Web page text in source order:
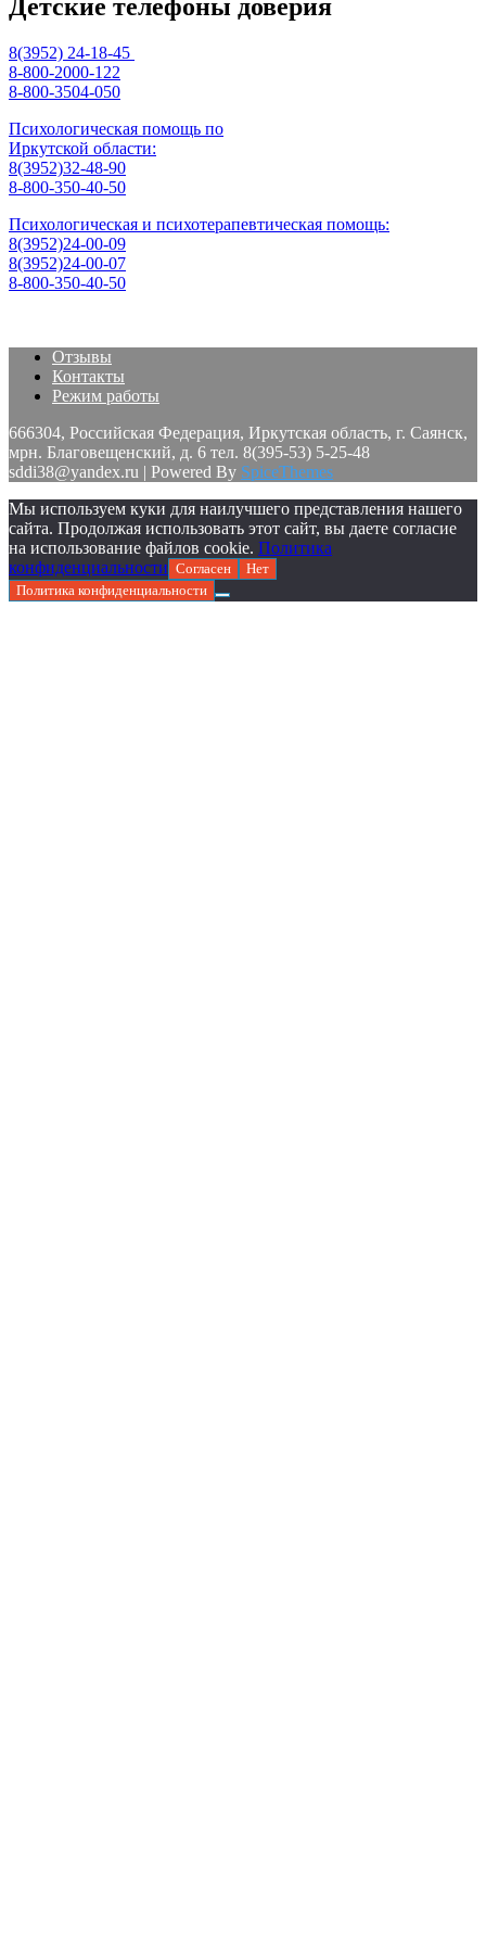
Детские телефоны доверия
8(3952) 24-18-45
8-800-2000-122
8-800-3504-050
Психологическая помощь по
Иркутской области:
8(3952)32-48-90
8-800-350-40-50
Психологическая и психотерапевтическая помощь:
8(3952)24-00-09
8(3952)24-00-07
8-800-350-40-50
Отзывы
Контакты
Режим работы
666304, Российская Федерация, Иркутская область, г. Саянск,
мрн. Благовещенский, д. 6 тел. 8(395-53) 5-25-48
sddi38@yandex.ru | Powered By SpiceThemes
Мы используем куки для наилучшего представления нашего
сайта. Продолжая использовать этот сайт, вы даете согласие
на использование файлов cookie. Политика
конфиденциальности Согласен
Нет
Политика конфиденциальности